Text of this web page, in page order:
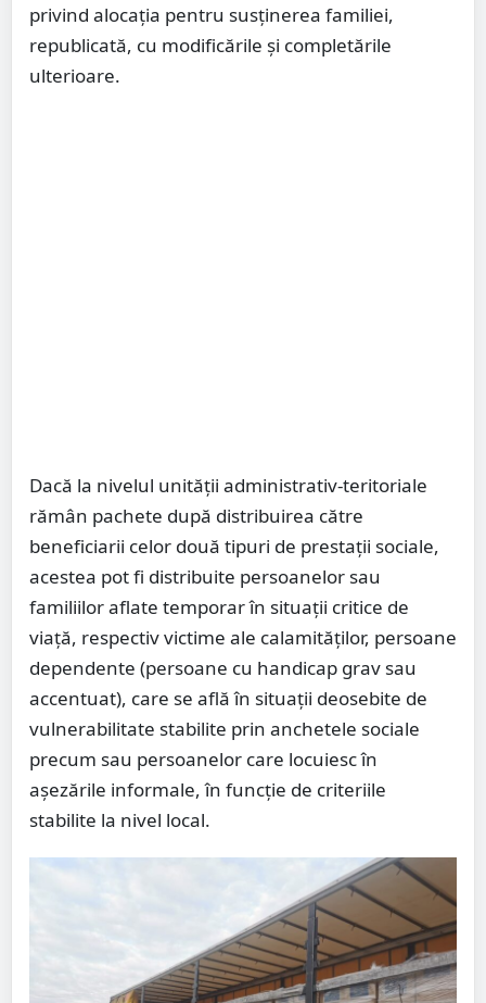
privind alocația pentru susținerea familiei,
republicată, cu modificările și completările
ulterioare.
Dacă la nivelul unității administrativ-teritoriale
rămân pachete după distribuirea către
beneficiarii celor două tipuri de prestații sociale,
acestea pot fi distribuite persoanelor sau
familiilor aflate temporar în situații critice de
viață, respectiv victime ale calamităților, persoane
dependente (persoane cu handicap grav sau
accentuat), care se află în situații deosebite de
vulnerabilitate stabilite prin anchetele sociale
precum sau persoanelor care locuiesc în
așezările informale, în funcție de criteriile
stabilite la nivel local.